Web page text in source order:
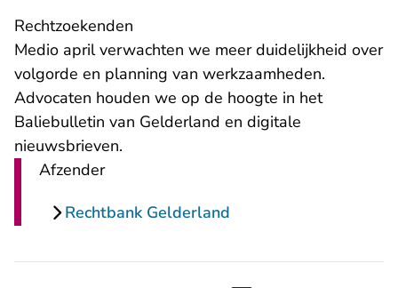
Rechtzoekenden
Medio april verwachten we meer duidelijkheid over
volgorde en planning van werkzaamheden.
Advocaten houden we op de hoogte in het
Baliebulletin van Gelderland en digitale
nieuwsbrieven.
Afzender
Rechtbank Gelderland